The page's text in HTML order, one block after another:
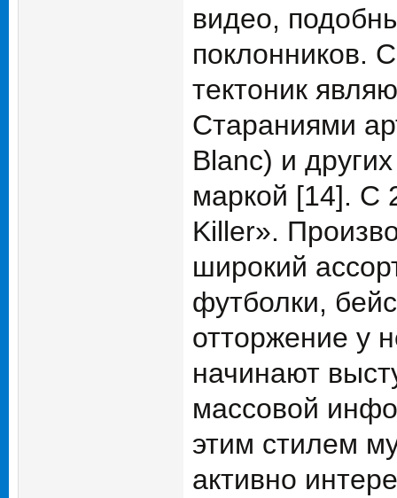
видео,
поклонников.
тектоник
Стараниями
Blanc) и
маркой [14]. С
Killer».
широкий
футболки,
отторжение у
начинают
массовой
этим стилем
активно